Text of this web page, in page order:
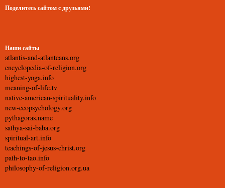
Поделитесь сайтом с друзьями!
Наши сайты
atlantis-and-atlanteans.org
encyclopedia-of-religion.org
highest-yoga.info
meaning-of-life.tv
native-american-spirituality.info
new-ecopsychology.org
pythagoras.name
sathya-sai-baba.org
spiritual-art.info
teachings-of-jesus-christ.org
path-to-tao.info
philosophy-of-religion.org.ua